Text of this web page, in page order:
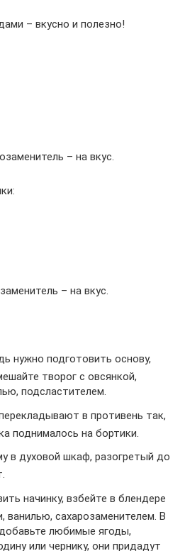
– вкусно и полезно!
– на вкус.
– на вкус.
нужно подготовить основу,
творог с овсянкой,
подсластителем.
в противень так,
поднималось на бортики.
в духовой шкаф, разогретый до
начинку, взбейте в блендере
ванилью, сахарозаменителем. В
любимые ягоды,
или чернику, они придадут